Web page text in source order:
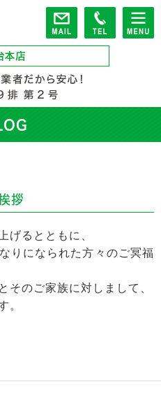
拶
げるとともに、
りになられた方々のご冥福
そのご家族に対しまして、
。